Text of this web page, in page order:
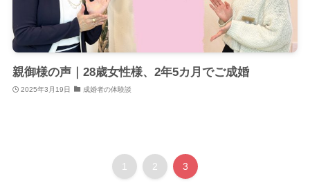
親御様の声｜28歳女性様、2年5カ月でご成婚
2025年3月19日 成婚者の体験談
1 2 3